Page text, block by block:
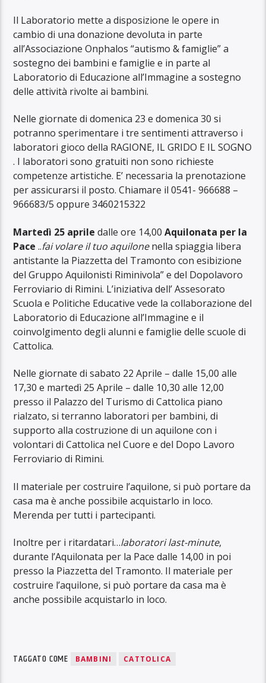
Il Laboratorio mette a disposizione le opere in
cambio di una donazione devoluta in parte
all’Associazione Onphalos “autismo & famiglie” a
sostegno dei bambini e famiglie e in parte al
Laboratorio di Educazione all’Immagine a sostegno
delle attività rivolte ai bambini.
Nelle giornate di domenica 23 e domenica 30 si
potranno sperimentare i tre sentimenti attraverso i
laboratori gioco della RAGIONE, IL GRIDO E IL SOGNO
. I laboratori sono gratuiti non sono richieste
competenze artistiche. E’ necessaria la prenotazione
per assicurarsi il posto. Chiamare il 0541- 966688 –
966683/5 oppure 3460215322
Martedì 25 aprile dalle ore 14,00Aquilonata per la
Pace ..fai volare il tuo aquilonenella spiaggia libera
antistante la Piazzetta del Tramonto con esibizione
del Gruppo Aquilonisti Riminivola” e del Dopolavoro
Ferroviario di Rimini. L’iniziativa dell’ Assesorato
Scuola e Politiche Educative vede la collaborazione del
Laboratorio di Educazione all’Immagine e il
coinvolgimento degli alunni e famiglie delle scuole di
Cattolica.
Nelle giornate di sabato 22 Aprile – dalle 15,00 alle
17,30 e martedì 25 Aprile – dalle 10,30 alle 12,00
presso il Palazzo del Turismo di Cattolica piano
rialzato, si terranno laboratori per bambini, di
supporto alla costruzione di un aquilone con i
volontari di Cattolica nel Cuore e del Dopo Lavoro
Ferroviario di Rimini.
Il materiale per costruire l’aquilone, si può portare da
casa ma è anche possibile acquistarlo in loco.
Merenda per tutti i partecipanti.
Inoltre per i ritardatari…laboratori last-minute,
durante l’Aquilonata per la Pace dalle 14,00 in poi
presso la Piazzetta del Tramonto. Il materiale per
costruire l’aquilone, si può portare da casa ma è
anche possibile acquistarlo in loco.
TAGGATO COME BAMBINI CATTOLICA